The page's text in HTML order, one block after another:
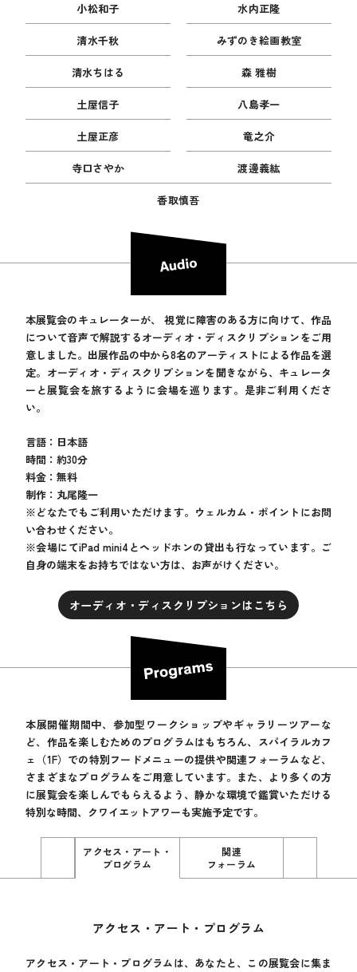
小松和子
清水千秋
清水ちはる
土屋信子
土屋正彦
寺口さやか
水内正隆
みずのき絵画教室
森 雅樹
八島孝一
竜之介
渡邊義紘
香取慎吾
本展覧会のキュレーターが、 視覚に障害のある方に向けて、作品
について音声で解説するオーディオ・ディスクリプションをご用
意しました。出展作品の中から8名のアーティストによる作品を選
定。オーディオ・ディスクリプションを聞きながら、キュレータ
ーと展覧会を旅するように会場を巡ります。是非ご利用くださ
い。
言語：日本語
時間：約30分
料金：無料
制作：丸尾隆一
※どなたでもご利用いただけます。ウェルカム・ポイントにお問
い合わせください。
※会場にてiPad mini4とヘッドホンの貸出も行なっています。ご
自身の端末をお持ちではない方は、お声がけください。
オーディオ・ディスクリプションはこちら
本展開催期間中、参加型ワークショップやギャラリーツアーな
ど、作品を楽しむためのプログラムはもちろん、スパイラルカフ
ェ（1F）での特別フードメニューの提供や関連フォーラムなど、
さまざまなプログラムをご用意しています。また、より多くの方
に展覧会を楽しんでもらえるよう、静かな環境で鑑賞いただける
特別な時間、クワイエットアワーも実施予定です。
アクセス・アート・
プログラム
関連
フォーラム
アクセス・アート・プログラム
アクセス・アート・プログラムは、あなたと、この展覧会に集ま